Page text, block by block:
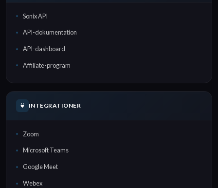
Sonix API
API-dokumentation
API-dashboard
Affiliate-program
INTEGRATIONER
Zoom
Microsoft Teams
Google Meet
Webex